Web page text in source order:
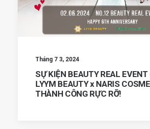
Tháng 7 3, 2024
SỰ KIỆN BEAUTY REAL EVENT
LYYM BEAUTY x NARIS
THÀNH CÔNG RỰC RỠ!